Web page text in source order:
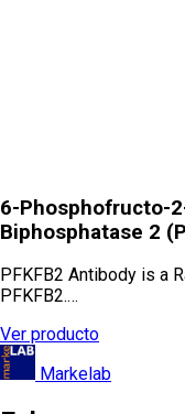
6-Phosphofructo-
Biphosphatase 2
PFKFB2 Antibody is a
PFKFB2.…
Ver producto
Markelab